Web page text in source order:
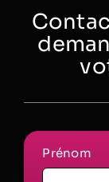
Prénom